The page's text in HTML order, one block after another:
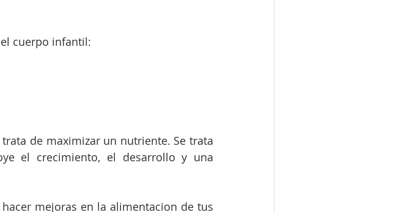
cuerpo infantil:
de maximizar un nutriente. Se trata
el crecimiento, el desarrollo y una
mejoras en la alimentacion de tus